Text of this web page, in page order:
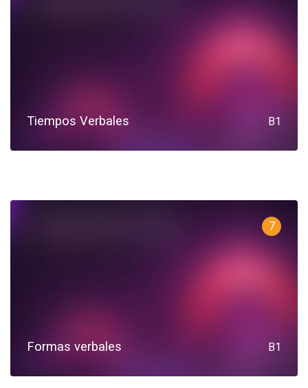
Tiempos Verbales B1
Formas verbales B1
7